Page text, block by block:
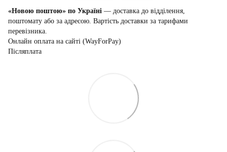
«Новою поштою» по Україні — доставка до відділення,
поштомату або за адресою. Вартість доставки за тарифами
перевізника.
Онлайн оплата на сайті (WayForPay)
Післяплата